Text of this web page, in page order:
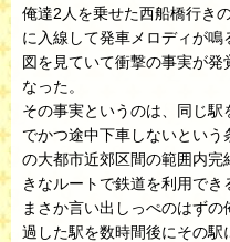
俺達2人を乗せた西船橋行き
に入線して発車メロディが
図を見ていて衝撃の事実が
なった。
その事実というのは、同じ駅
でかつ途中下車しないとい
の大都市近郊区間の範囲内
きなルートで鉄道を利用でき
まさか言い出しっぺのはず
過した駅を数時間後にその